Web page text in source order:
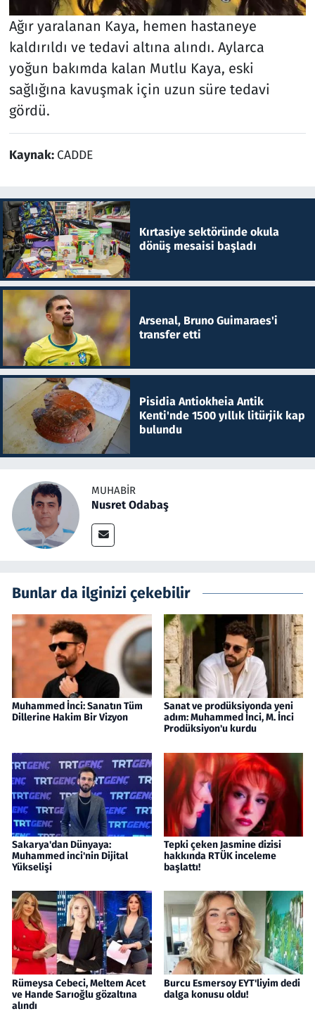
Ağır yaralanan Kaya, hemen hastaneye
kaldırıldı ve tedavi altına alındı. Aylarca
yoğun bakımda kalan Mutlu Kaya, eski
sağlığına kavuşmak için uzun süre tedavi
gördü.
Kaynak: CADDE
Kırtasiye sektöründe okula
dönüş mesaisi başladı
Arsenal, Bruno Guimaraes'i
transfer etti
Pisidia Antiokheia Antik
Kenti'nde 1500 yıllık litürjik kap
bulundu
MUHABIR
Nusret Odabaş
Bunlar da ilginizi çekebilir
Muhammed İnci: Sanatın Tüm
Dillerine Hakim Bir Vizyon
Sanat ve prodüksiyonda yeni
adım: Muhammed İnci, M. İnci
Prodüksiyon'u kurdu
Sakarya'dan Dünyaya:
Muhammed inci'nin Dijital
Yükselişi
Tepki çeken Jasmine dizisi
hakkında RTÜK inceleme
başlattı!
Rümeysa Cebeci, Meltem Acet
ve Hande Sarıoğlu gözaltına
alındı
Burcu Esmersoy EYT'liyim dedi
dalga konusu oldu!